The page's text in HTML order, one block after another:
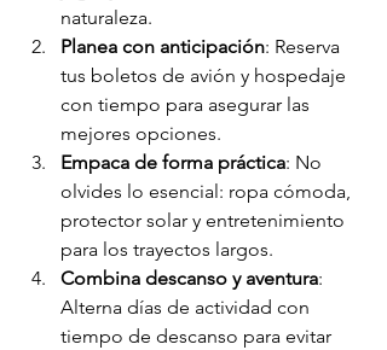
naturaleza.
Planea con anticipación: Reserva
tus boletos de avión y hospedaje
con tiempo para asegurar las
mejores opciones.
Empaca de forma práctica: No
olvides lo esencial: ropa cómoda,
protector solar y entretenimiento
para los trayectos largos.
Combina descanso y aventura:
Alterna días de actividad con
tiempo de descanso para evitar